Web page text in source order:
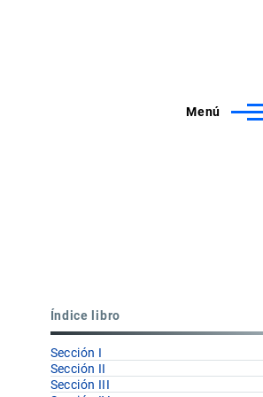
Menú
Índice libro
Sección I
Sección II
Sección III